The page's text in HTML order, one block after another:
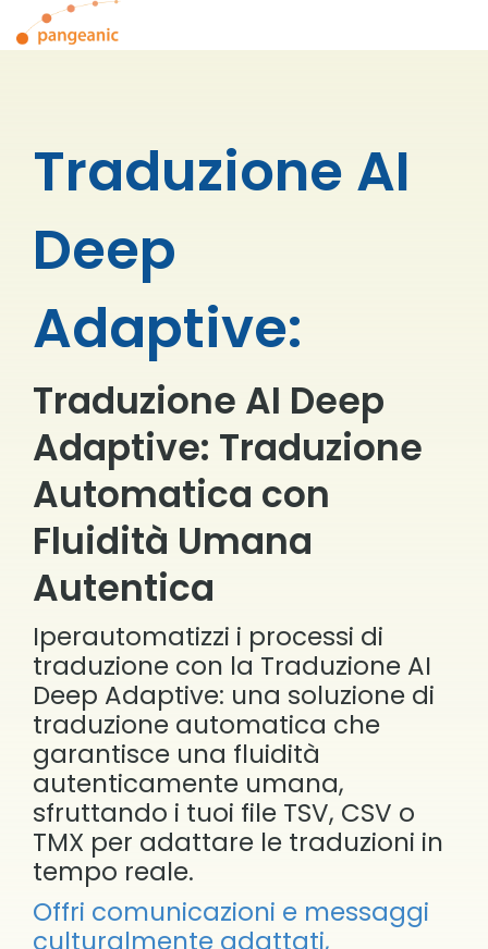
to
the
Traduzione AI
Deep
Adaptive:
Traduzione AI Deep
Adaptive: Traduzione
Automatica con
Fluidità Umana
Autentica
Iperautomatizzi i processi di
traduzione con la Traduzione AI
Deep Adaptive: una soluzione di
traduzione automatica che
garantisce una fluidità
autenticamente umana,
sfruttando i tuoi file TSV, CSV o
TMX per adattare le traduzioni in
tempo reale.
Offri comunicazioni e messaggi
culturalmente adattati,